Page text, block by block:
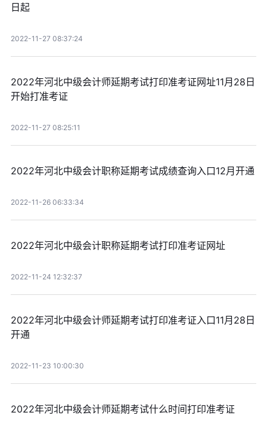
日起
2022-11-27 08:37:24
2022年河北中级会计师延期考试打印准考证网址11月28日
开始打准考证
2022-11-27 08:25:11
2022年河北中级会计职称延期考试成绩查询入口12月开通
2022-11-26 06:33:34
2022年河北中级会计职称延期考试打印准考证网址
2022-11-24 12:32:37
2022年河北中级会计师延期考试打印准考证入口11月28日
开通
2022-11-23 10:00:30
2022年河北中级会计师延期考试什么时间打印准考证